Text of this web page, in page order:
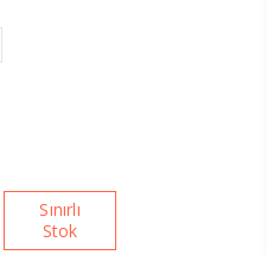
Sınırlı
Stok